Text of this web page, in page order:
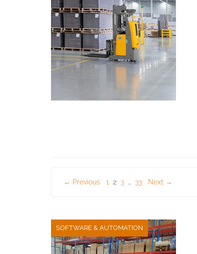
Berichten
← Previous 1 2 3 … 33 Next →
SOFTWARE & AUTOMATION